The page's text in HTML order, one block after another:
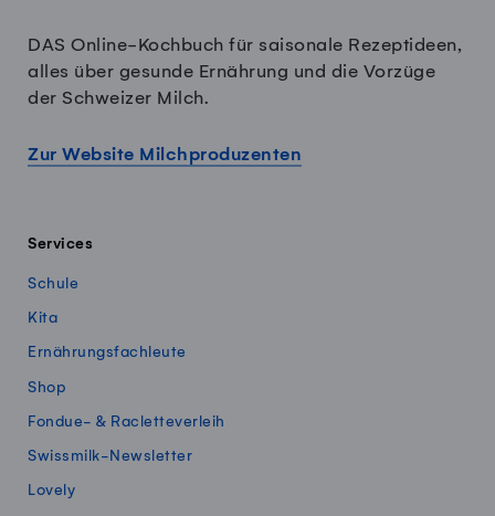
DAS Online-Kochbuch für saisonale Rezeptideen,
alles über gesunde Ernährung und die Vorzüge
der Schweizer Milch.
Zur Website Milchproduzenten
Services
Schule
Kita
Ernährungsfachleute
Shop
Fondue- & Racletteverleih
Swissmilk-Newsletter
Lovely